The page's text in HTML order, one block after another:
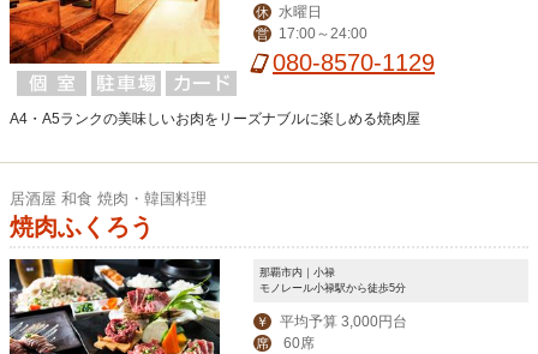
休 水曜日
営 17:00～24:00
080-8570-1129
A4・A5ランクの美味しいお肉をリーズナブルに楽しめる焼肉屋
居酒屋 和食 焼肉・韓国料理
焼肉ふくろう
那覇市内｜小禄
モノレール小禄駅から徒歩5分
￥ 平均予算 3,000円台
席 60席